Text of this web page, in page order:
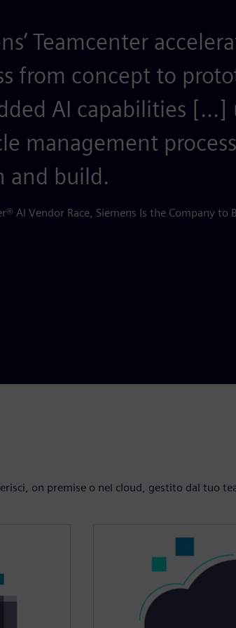
Teamcenter
from concept to
AI capabilities
management
and build.
AI Vendor Race, Siemens Is the Company to
on premise o nel cloud, gestito dal tuo